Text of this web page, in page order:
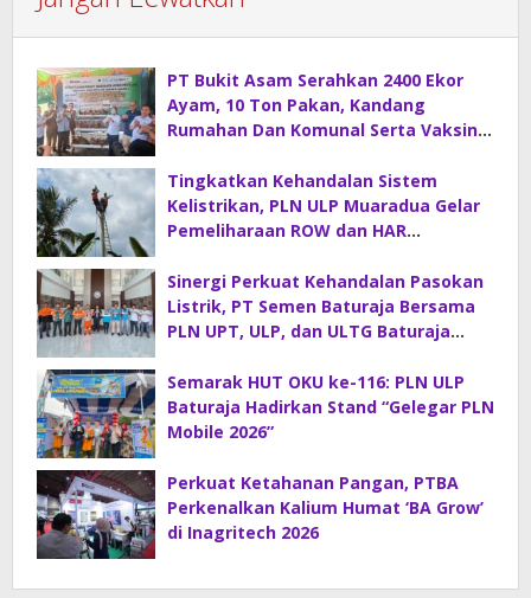
PT Bukit Asam Serahkan 2400 Ekor
Ayam, 10 Ton Pakan, Kandang
Rumahan Dan Komunal Serta Vaksin
Tingkatkan Kehandalan Sistem
Kelistrikan, PLN ULP Muaradua Gelar
Pemeliharaan ROW dan HAR
Sinergi Perkuat Kehandalan Pasokan
Listrik, PT Semen Baturaja Bersama
PLN UPT, ULP, dan ULTG Baturaja
Semarak HUT OKU ke-116: PLN ULP
Baturaja Hadirkan Stand “Gelegar PLN
Mobile 2026”
Perkuat Ketahanan Pangan, PTBA
Perkenalkan Kalium Humat ‘BA Grow’
di Inagritech 2026